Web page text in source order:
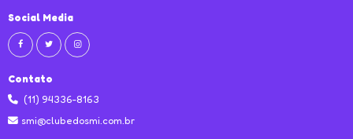
Social Media
Contato
(11) 94336-8163
smi@clubedosmi.com.br